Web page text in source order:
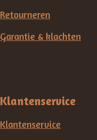
Retourneren
Garantie & klachten
Klantenservice
Klantenservice